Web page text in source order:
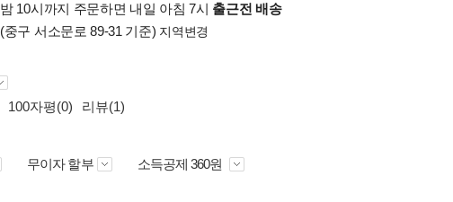
밤 10시까지 주문하면 내일 아침 7시 출근전 배송
(중구 서소문로 89-31 기준) 지역변경
100자평(0) 리뷰(1)
무이자 할부 소득공제 360원